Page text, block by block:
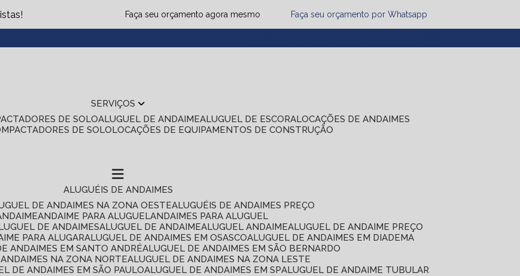
Faça seu orçamento agora mesmo Faça seu orçamento por Whatsapp
SERVIÇOS
DE SOLO ALUGUEL DE ANDAIME ALUGUEL DE ESCORA LOCAÇÕES DE ANDAIMES
DE SOLO LOCAÇÕES DE EQUIPAMENTOS DE CONSTRUÇÃO
ALUGUÉIS DE ANDAIMES
DE ANDAIMES NA ZONA OESTE ALUGUÉIS DE ANDAIMES PREÇO
ANDAIME PARA ALUGUEL ANDAIMES PARA ALUGUEL
DE ANDAIMES ALUGUEL DE ANDAIME ALUGUEL ANDAIME ALUGUEL DE ANDAIME PREÇO
PARA ALUGAR ALUGUEL DE ANDAIMES EM OSASCO ALUGUEL DE ANDAIMES EM DIADEMA
ANDAIMES EM SANTO ANDRÉ ALUGUEL DE ANDAIMES EM SÃO BERNARDO
ANDAIMES NA ZONA NORTE ALUGUEL DE ANDAIMES NA ZONA LESTE
DE ANDAIMES EM SÃO PAULO ALUGUEL DE ANDAIMES EM SP ALUGUEL DE ANDAIME TUBULAR